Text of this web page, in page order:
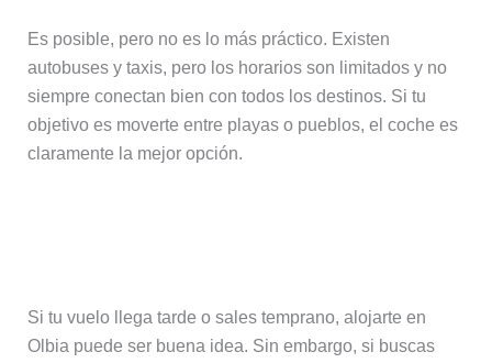
Es posible, pero no es lo más práctico. Existen
autobuses y taxis, pero los horarios son limitados y no
siempre conectan bien con todos los destinos. Si tu
objetivo es moverte entre playas o pueblos, el coche es
claramente la mejor opción.
Si tu vuelo llega tarde o sales temprano, alojarte en
Olbia puede ser buena idea. Sin embargo, si buscas